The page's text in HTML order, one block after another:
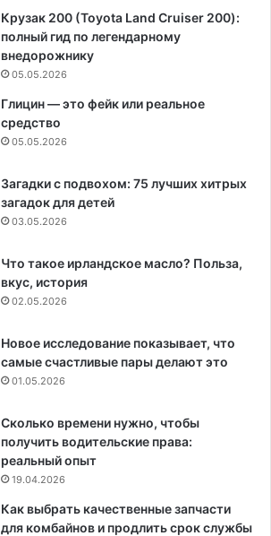
Крузак 200 (Toyota Land Cruiser 200):
полный гид по легендарному
внедорожнику
05.05.2026
Глицин — это фейк или реальное
средство
05.05.2026
Загадки с подвохом: 75 лучших хитрых
загадок для детей
03.05.2026
Что такое ирландское масло? Польза,
вкус, история
02.05.2026
Новое исследование показывает, что
самые счастливые пары делают это
01.05.2026
Сколько времени нужно, чтобы
получить водительские права:
реальный опыт
19.04.2026
Как выбрать качественные запчасти
для комбайнов и продлить срок службы